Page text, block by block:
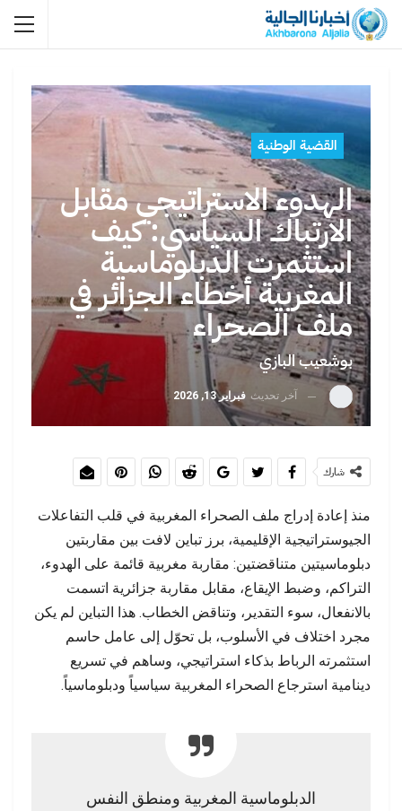
القضية الوطنية
الهدوء الاستراتيجي مقابل
الارتباك السياسي: كيف
استثمرت الدبلوماسية
المغربية أخطاء الجزائر في
ملف الصحراء
بوشعيب البازي
آخر تحديث فبراير 13, 2026
شارك
منذ إعادة إدراج ملف الصحراء المغربية في قلب التفاعلات
الجيوستراتيجية الإقليمية، برز تباين لافت بين مقاربتين
دبلوماسيتين متناقضتين: مقاربة مغربية قائمة على الهدوء،
التراكم، وضبط الإيقاع، مقابل مقاربة جزائرية اتسمت
بالانفعال، سوء التقدير، وتناقض الخطاب. هذا التباين لم يكن
مجرد اختلاف في الأسلوب، بل تحوّل إلى عامل حاسم
استثمرته الرباط بذكاء استراتيجي، وساهم في تسريع
دينامية استرجاع الصحراء المغربية سياسياً ودبلوماسياً.
الدبلوماسية المغربية ومنطق النفس